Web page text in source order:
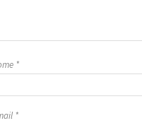
*
*